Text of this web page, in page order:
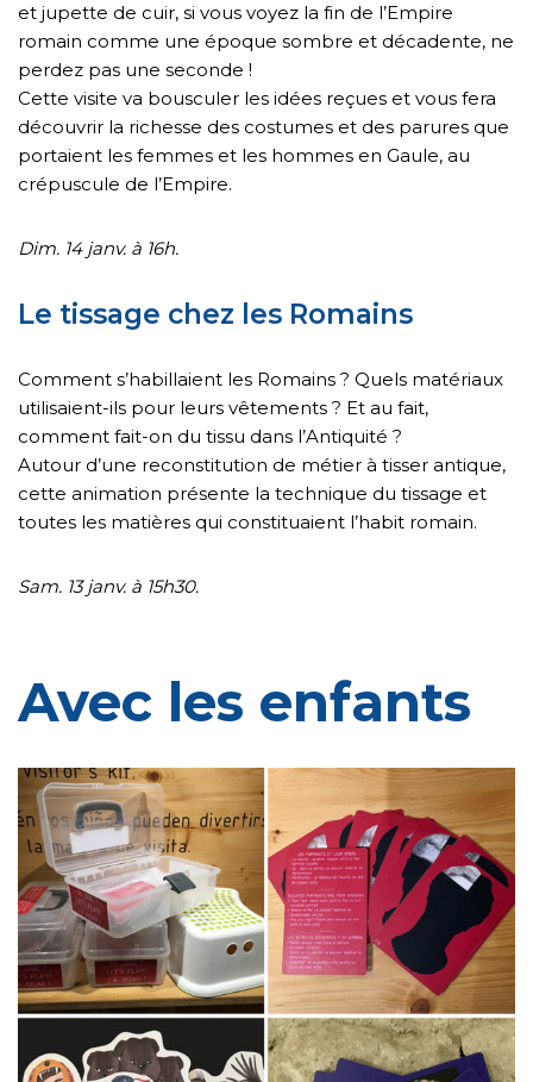
et jupette de cuir, si vous voyez la fin de l’Empire
romain comme une époque sombre et décadente, ne
perdez pas une seconde !
Cette visite va bousculer les idées reçues et vous fera
découvrir la richesse des costumes et des parures que
portaient les femmes et les hommes en Gaule, au
crépuscule de l’Empire.
Dim. 14 janv. à 16h.
Le tissage chez les Romains
Comment s’habillaient les Romains ? Quels matériaux
utilisaient-ils pour leurs vêtements ? Et au fait,
comment fait-on du tissu dans l’Antiquité ?
Autour d’une reconstitution de métier à tisser antique,
cette animation présente la technique du tissage et
toutes les matières qui constituaient l’habit romain.
Sam. 13 janv. à 15h30.
Avec les enfants